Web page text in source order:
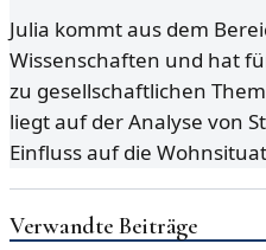
Julia kommt aus dem
Wissenschaften und hat
zu gesellschaftlichen
liegt auf der Analyse von
Einfluss auf die
Verwandte Beiträge